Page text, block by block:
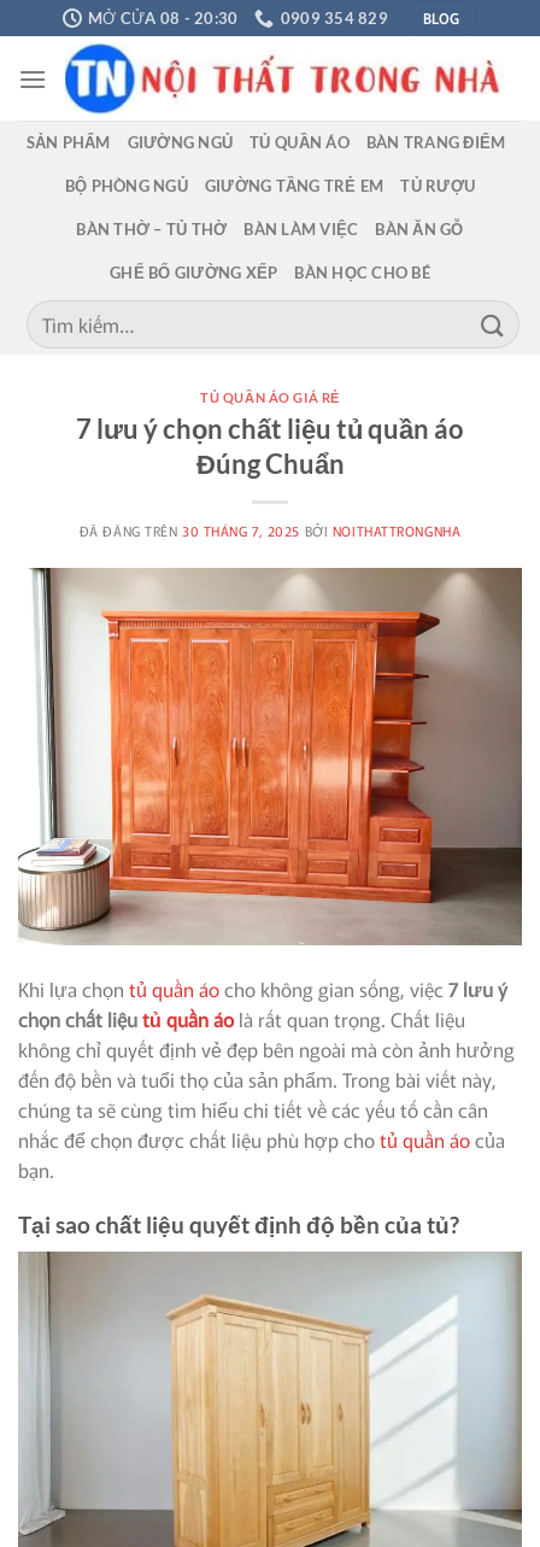
Chuyển
đến
nội
MỞ CỬA 08 - 20:30 0909 354 829 BLOG
SẢN PHẨM GIƯỜNG NGỦ TỦ QUẦN ÁO BÀN TRANG ĐIỂM
BỘ PHÒNG NGỦ GIƯỜNG TẦNG TRẺ EM TỦ RƯỢU
BÀN THỜ – TỦ THỜ BÀN LÀM VIỆC BÀN ĂN GỖ
GHẾ BỐ GIƯỜNG XẾP BÀN HỌC CHO BÉ
Tìm
kiếm:
TỦ QUẦN ÁO GIÁ RẺ
7 lưu ý chọn chất liệu tủ quần áo
Đúng Chuẩn
ĐÃ ĐĂNG TRÊN 30 THÁNG 7, 2025 BỞI NOITHATTRONGNHA
Khi lựa chọn tủ quần áocho không gian sống, việc 7 lưu ý
chọn chất liệutủ quần áolà rất quan trọng. Chất liệu
không chỉ quyết định vẻ đẹp bên ngoài mà còn ảnh hưởng
đến độ bền và tuổi thọ của sản phẩm. Trong bài viết này,
chúng ta sẽ cùng tìm hiểu chi tiết về các yếu tố cần cân
nhắc để chọn được chất liệu phù hợp chotủ quần áocủa
bạn.
Tại sao chất liệu quyết định độ bền của tủ?